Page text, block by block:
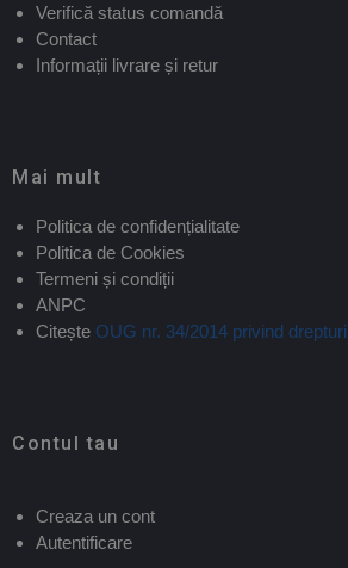
Verifică status comandă
Contact
Informații livrare și retur
Mai mult
Politica de confidențialitate
Politica de Cookies
Termeni și condiții
ANPC
Citește OUG nr. 34/2014 privind
Contul tau
Creaza un cont
Autentificare